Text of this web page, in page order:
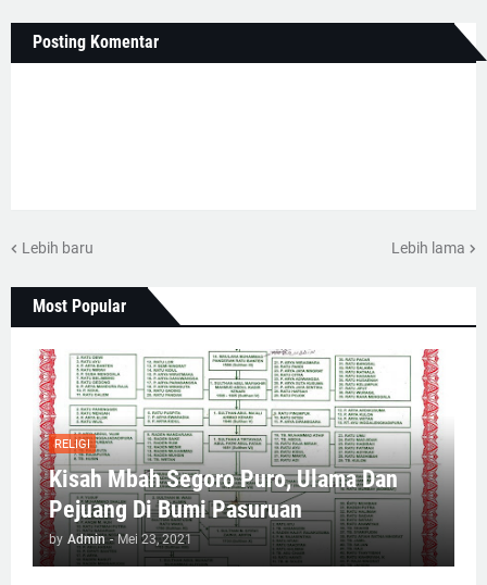
Posting Komentar
Lebih baru Lebih lama
Most Popular
RELIGI
Kisah Mbah Segoro Puro, Ulama Dan
Pejuang Di Bumi Pasuruan
by Admin - Mei 23, 2021